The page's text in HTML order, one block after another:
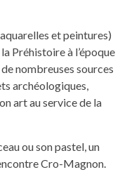
et peintures)
Préhistoire à l’époque
nombreuses sources
archéologiques,
art au service de la
ou son pastel, un
Cro-Magnon.